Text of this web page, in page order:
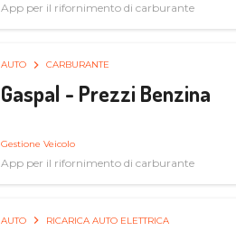
App per il rifornimento di carburante
AUTO CARBURANTE
Gaspal - Prezzi Benzina
Gestione Veicolo
App per il rifornimento di carburante
AUTO RICARICA AUTO ELETTRICA